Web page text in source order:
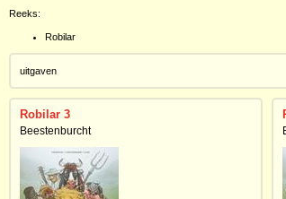
Reeks:
Robilar
uitgaven
Robilar 3
Beestenburcht